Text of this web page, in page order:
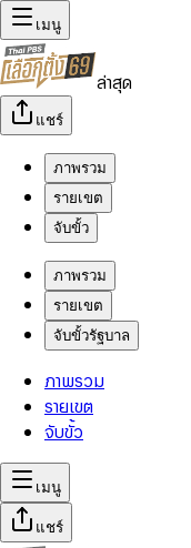
เมนู
ล่าสุด
แชร์
ภาพรวม
รายเขต
จับขั้ว
ภาพรวม
รายเขต
จับขั้วรัฐบาล
ภาพรวม
รายเขต
จับขั้ว
เมนู
แชร์